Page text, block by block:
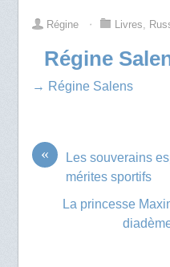
Régine ⋅ Livres
Régine
→ Régine Salens
«
Les souverains
mérites sportifs
La princesse